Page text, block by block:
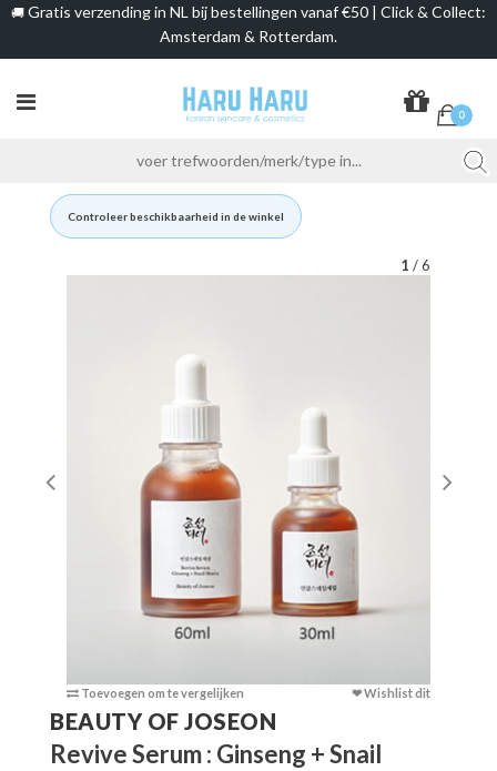
🚚 Gratis verzending in NL bij bestellingen vanaf €50 | Click & Collect:
Amsterdam & Rotterdam.
0
Controleer beschikbaarheid in de winkel
1 / 6
Toevoegen om te vergelijken ❤ Wishlist dit
BEAUTY OF JOSEON
Revive Serum : Ginseng + Snail